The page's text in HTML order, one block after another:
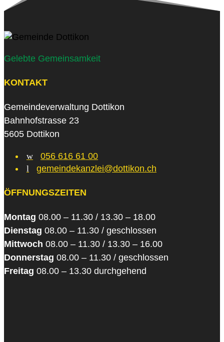
Gelebte Gemeinsamkeit
KONTAKT
Gemeindeverwaltung Dottikon
Bahnhofstrasse 23
5605 Dottikon
w
056 616 61 00
l
gemeindekanzlei@dottikon.ch
ÖFFNUNGSZEITEN
Montag 08.00 – 11.30 / 13.30 – 18.00
Dienstag 08.00 – 11.30 / geschlossen
Mittwoch 08.00 – 11.30 / 13.30 – 16.00
Donnerstag 08.00 – 11.30 / geschlossen
Freitag 08.00 – 13.30 durchgehend